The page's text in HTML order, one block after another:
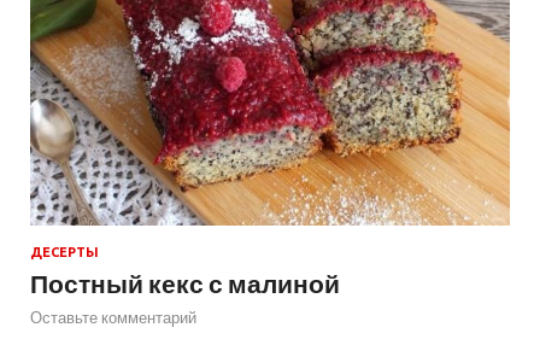
ДЕСЕРТЫ
Постный кекс с малиной
Оставьте комментарий